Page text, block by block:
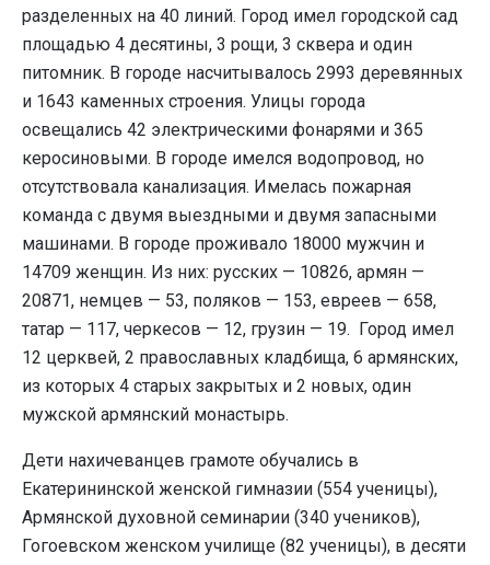
разделенных на 40 линий. Город имел городской сад
площадью 4 десятины, 3 рощи, 3 сквера и один
питомник. В городе насчитывалось 2993 деревянных
и 1643 каменных строения. Улицы города
освещались 42 электрическими фонарями и 365
керосиновыми. В городе имелся водопровод, но
отсутствовала канализация. Имелась пожарная
команда с двумя выездными и двумя запасными
машинами. В городе проживало 18000 мужчин и
14709 женщин. Из них: русских — 10826, армян —
20871, немцев — 53, поляков — 153, евреев — 658,
татар — 117, черкесов — 12, грузин — 19. Город имел
12 церквей, 2 православных кладбища, 6 армянских,
из которых 4 старых закрытых и 2 новых, один
мужской армянский монастырь.
Дети нахичеванцев грамоте обучались в
Екатерининской женской гимназии (554 ученицы),
Армянской духовной семинарии (340 учеников),
Гогоевском женском училище (82 ученицы), в десяти